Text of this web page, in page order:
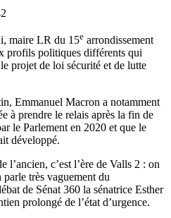
maire LR du 15e arrondissement
profils politiques différents qui
projet de loi sécurité et de lutte
Emmanuel Macron a notamment
à prendre le relais après la fin de
le Parlement en 2020 et que le
développé.
l’ancien, c’est l’ère de Valls 2 : on
très vaguement du
de Sénat 360 la sénatrice Esther
prolongé de l’état d’urgence.